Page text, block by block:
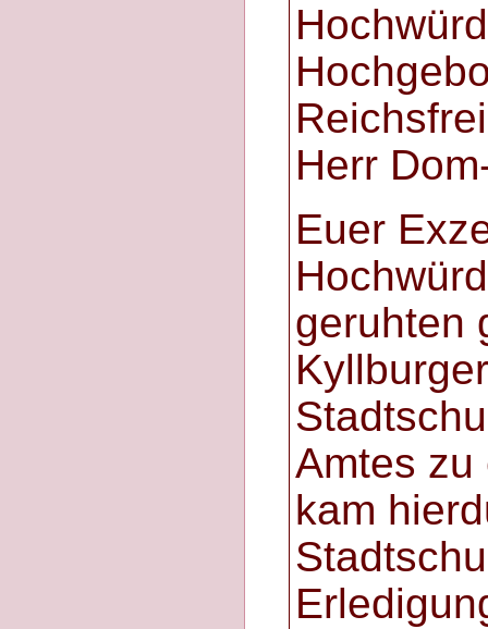
Herr
Euer
geruhten
Kyllburger
Amtes zu
kam